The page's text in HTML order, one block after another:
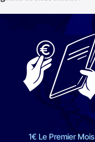
1€ Le Premier Mois